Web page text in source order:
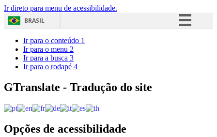
Ir direto para menu de acessibilidade.
BRASIL
Acesso à informação
Ir para o conteúdo 1
Ir para o menu 2
Ir para a busca 3
Ir para o rodapé 4
GTranslate - Tradução do site
Opções de acessibilidade